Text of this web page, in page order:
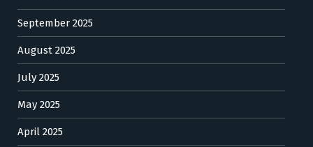
September 2025
August 2025
July 2025
May 2025
April 2025